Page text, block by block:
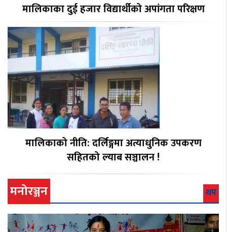
मालिकाका दुई हजार विद्यार्थीको अपांगता परिक्षण
मालिकाको नीति: दर्लिङ्गमा अत्याधुनिक उपकरण
सहितको ल्याब सञ्चालन !
मनोरञ्जन थप